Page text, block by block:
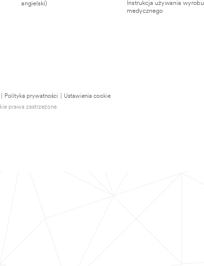
angielski)
Instrukcja używania wyrobu
medycznego
Polityka prywatności
Ustawienia cookie
prawa zastrzeżone.